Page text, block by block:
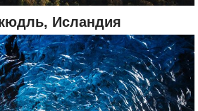
Исландия